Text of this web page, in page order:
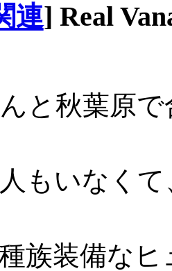
連] Real
と秋葉原
もいなく
族装備な